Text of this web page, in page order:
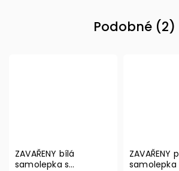
Podobné (2)
ZAVAŘENY bílá
samolepka s
ZAVAŘENY
samolepka